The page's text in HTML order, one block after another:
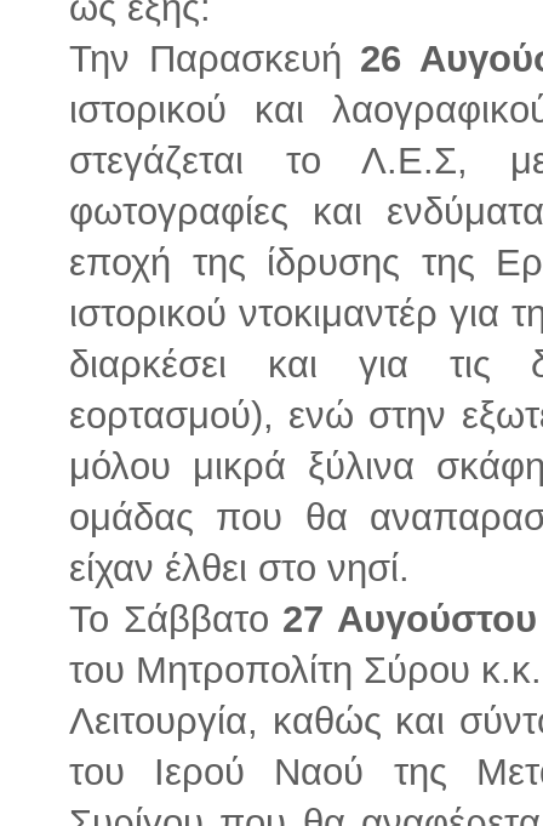
Την Παρασκευή 26
ιστορικού και
στεγάζεται το Λ.Ε.Σ,
φωτογραφίες και
εποχή της ίδρυσης της
ιστορικού ντοκιμαντέρ
διαρκέσει και για
εορτασμού), ενώ στην
μόλου μικρά ξύλινα
ομάδας που θα
είχαν έλθει στο νησί.
Το Σάββατο 27 Αυγούστου
του Μητροπολίτη Σύρου
Λειτουργία, καθώς και
του Ιερού Ναού της